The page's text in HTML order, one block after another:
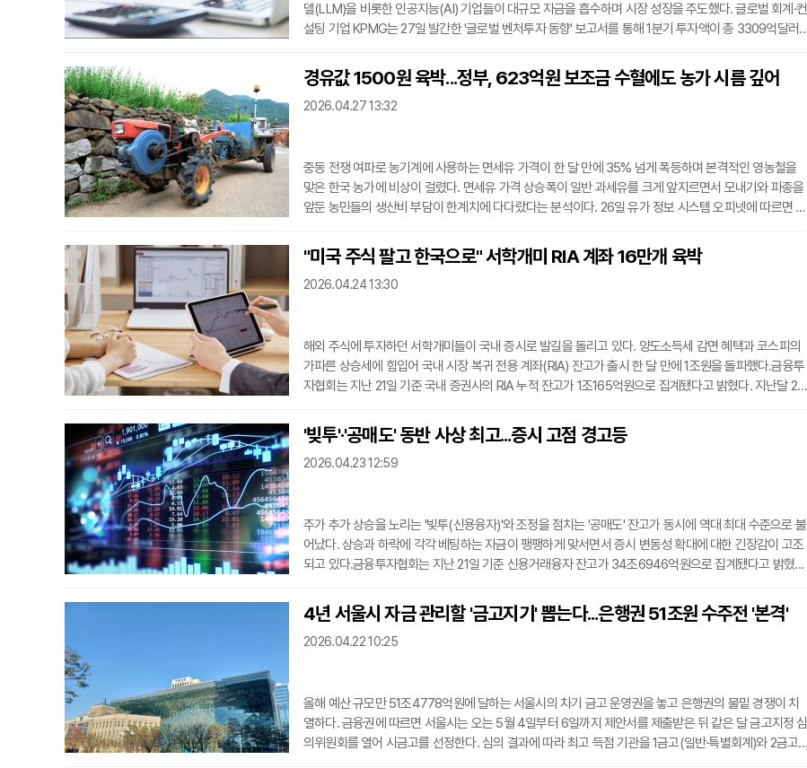
델(LLM)을 비롯한 인공지능(AI) 기업들이 대규모 자금을 흡수하며 시장 성장을 주도했다. 글로벌 회계·컨
설팅 기업 KPMG는 27일 발간한 '글로벌 벤처투자 동향' 보고서를 통해 1분기 투자액이 총 3309억달러
픈AI(1220억달러)와 앤스로픽(306억달러), xAI(200억달러) 등 미국 AI 기업들이 성사시킨 10건의 대형
투자(메가딜)가 전체 투자금의 60%를 웃도는 2060억달러를 차지하며 시장을 이끌었다. 지역별로는 미
국을 포함한 미주 지역 투
경유값 1500원 육박...정부, 623억원 보조금 수혈에도 농가 시름 깊어
2026.04.27 13:32
중동 전쟁 여파로 농기계에 사용하는 면세유 가격이 한 달 만에 35% 넘게 폭등하며 본격적인 영농철을
맞은 한국 농가에 비상이 걸렸다. 면세유 가격 상승폭이 일반 과세유를 크게 앞지르면서 모내기와 파종을
앞둔 농민들의 생산비 부담이 한계치에 다다랐다는 분석이다. 26일 유가 정보 시스템 오피넷에 따르면 면
5원)보다 35.8% 치솟은 수치다. 같은 기간 일반 경유 가격이 25%가량 오른 것과 비교하면 오름세가 훨
씬 가파르다. 면세유 경유는 전쟁 발발 일주일 만에 1300원대로 올라선 뒤 이달 들어 1400원을 돌파하는
등 1500원 선을 목
"미국 주식 팔고 한국으로" 서학개미 RIA 계좌 16만개 육박
2026.04.24 13:30
해외 주식에 투자하던 서학개미들이 국내 증시로 발길을 돌리고 있다. 양도소득세 감면 혜택과 코스피의
가파른 상승세에 힘입어 국내 시장 복귀 전용 계좌(RIA) 잔고가 출시 한 달 만에 1조원을 돌파했다.금융투
자협회는 지난 21일 기준 국내 증권사의 RIA 누적 잔고가 1조165억원으로 집계됐다고 밝혔다. 지난달 23
이었던 잔고는 한 달도 안 돼 20배 가까이 늘었다. RIA는 작년 12월 23일 이전에 보유한 해외 주식을 전용
계좌로 옮겨 판 뒤 국내 주식에 재투자하면 양도소득세를 깎아주는 제도다. 5월 31일까지 복귀하면 10
0%, 7월 말까지
'빚투'·'공매도' 동반 사상 최고...증시 고점 경고등
2026.04.23 12:59
주가 추가 상승을 노리는 '빚투(신용융자)'와 조정을 점치는 '공매도' 잔고가 동시에 역대 최대 수준으로 불
어났다. 상승과 하락에 각각 베팅하는 자금이 팽팽하게 맞서면서 증시 변동성 확대에 대한 긴장감이 고조
되고 있다.금융투자협회는 지난 21일 기준 신용거래융자 잔고가 34조6946억원으로 집계됐다고 밝혔다.
어 보름 만에 2조원 넘게 폭증했다. 주식 추가 상승을 기대하는 투자자들이 증권사에서 돈을 빌려 매수에
나선 결과다. 하지만 시장 변동성이 커질 경우 반대매매가 쏟아지며 주가 하락을 부채질할 수 있다는 우려
가 나온다
4년 서울시 자금 관리할 '금고지기' 뽑는다...은행권 51조원 수주전 '본격'
2026.04.22 10:25
올해 예산 규모만 51조4778억원에 달하는 서울시의 차기 금고 운영권을 놓고 은행권의 물밑 경쟁이 치
열하다. 금융권에 따르면 서울시는 오는 5월 4일부터 6일까지 제안서를 제출받은 뒤 같은 달 금고지정 심
의위원회를 열어 시금고를 선정한다. 심의 결과에 따라 최고 득점 기관을 1금고(일반·특별회계)와 2금고